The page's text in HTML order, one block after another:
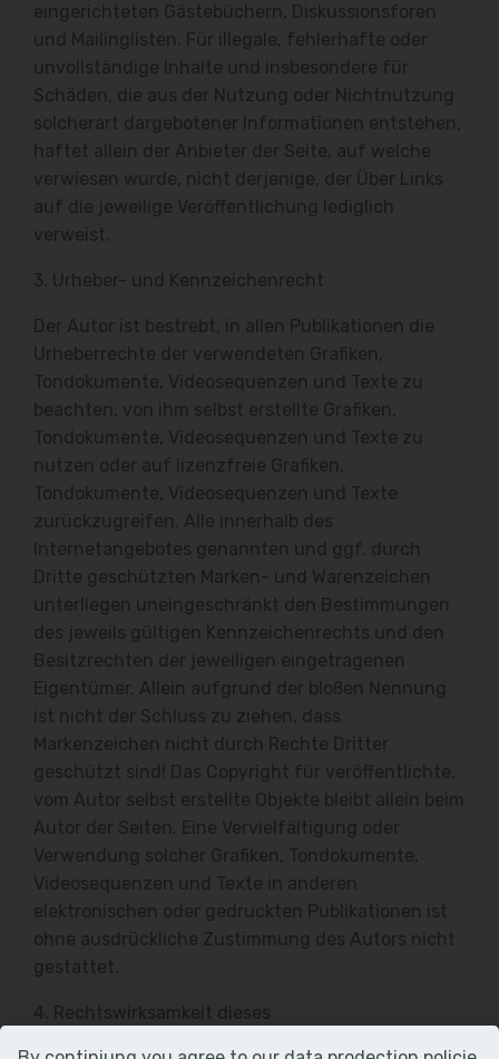
eingerichteten Gästebüchern, Diskussionsforen
und Mailinglisten. Für illegale, fehlerhafte oder
unvollständige Inhalte und insbesondere für
Schäden, die aus der Nutzung oder Nichtnutzung
solcherart dargebotener Informationen entstehen,
haftet allein der Anbieter der Seite, auf welche
verwiesen wurde, nicht derjenige, der Über Links
auf die jeweilige Veröffentlichung lediglich
verweist.
3. Urheber- und Kennzeichenrecht
Der Autor ist bestrebt, in allen Publikationen die
Urheberrechte der verwendeten Grafiken,
Tondokumente, Videosequenzen und Texte zu
beachten, von ihm selbst erstellte Grafiken,
Tondokumente, Videosequenzen und Texte zu
nutzen oder auf lizenzfreie Grafiken,
Tondokumente, Videosequenzen und Texte
zurückzugreifen. Alle innerhalb des
Internetangebotes genannten und ggf. durch
Dritte geschützten Marken- und Warenzeichen
unterliegen uneingeschränkt den Bestimmungen
des jeweils gültigen Kennzeichenrechts und den
Besitzrechten der jeweiligen eingetragenen
Eigentümer. Allein aufgrund der bloßen Nennung
ist nicht der Schluss zu ziehen, dass
Markenzeichen nicht durch Rechte Dritter
geschützt sind! Das Copyright für veröffentlichte,
vom Autor selbst erstellte Objekte bleibt allein beim
Autor der Seiten. Eine Vervielfältigung oder
Verwendung solcher Grafiken, Tondokumente,
Videosequenzen und Texte in anderen
elektronischen oder gedruckten Publikationen ist
ohne ausdrückliche Zustimmung des Autors nicht
gestattet.
4. Rechtswirksamkeit dieses